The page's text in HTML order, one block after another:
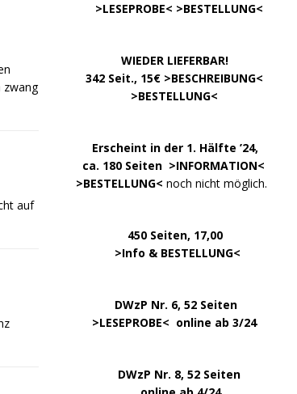
zwang
auf
>LESEPROBE< >BESTELLUNG<
WIEDER LIEFERBAR!
342 Seit., 15€ >BESCHREIBUNG<
>BESTELLUNG<
Erscheint in der 1. Hälfte ’24,
ca. 180 Seiten >INFORMATION<
>BESTELLUNG< noch nicht möglich.
450 Seiten, 17,00
>Info & BESTELLUNG<
DWzP Nr. 6, 52 Seiten
>LESEPROBE< online ab 3/24
DWzP Nr. 8, 52 Seiten